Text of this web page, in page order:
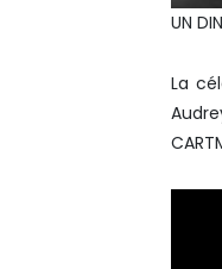
UN
La